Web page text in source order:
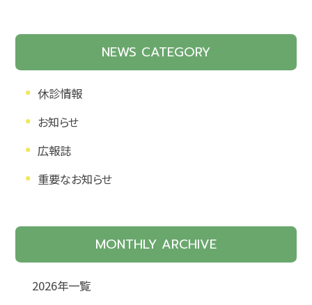
NEWS CATEGORY
休診情報
お知らせ
広報誌
重要なお知らせ
MONTHLY ARCHIVE
2026年一覧